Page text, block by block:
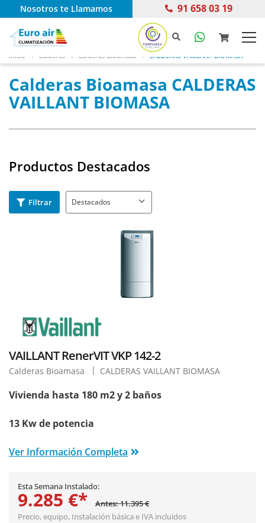
Nosotros te Llamamos 91 658 03 19
Inicio Calderas Calderas Bioamasa CALDERAS VAILLANT BIOMASA
Calderas Bioamasa CALDERAS
VAILLANT BIOMASA
Productos Destacados
Filtrar
VAILLANT RenerVIT VKP 142-2
Calderas Bioamasa CALDERAS VAILLANT BIOMASA
Vivienda hasta 180 m2 y 2 baños
13 Kw de potencia
Ver Información Completa
Esta Semana Instalado:
9.285 €*
Antes: 11.395 €
Precio, equipo, Instalación básicae IVA incluidos